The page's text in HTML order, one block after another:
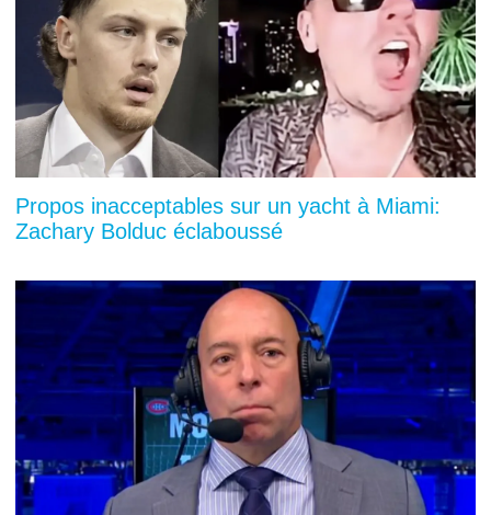
Propos inacceptables sur un yacht à Miami:
Zachary Bolduc éclaboussé